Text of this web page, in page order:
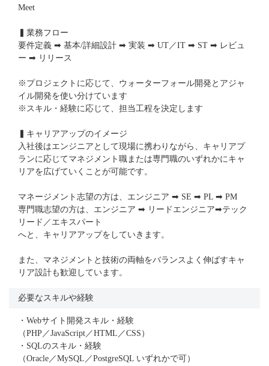
Meet
▍業務フロー
要件定義 ➡ 基本/詳細設計 ➡ 実装 ➡ UT／IT ➡ ST ➡ レビュ
ー ➡ リリース
※プロジェクトに応じて、ウォーターフォール開発とアジャ
イル開発を使い分けています
※スキル・経験に応じて、担当工程を決定します
▍キャリアアップのイメージ
入社後はエンジニアとして現場に携わりながら、キャリアプ
ランに応じてマネジメント職または専門職のいずれかにキャ
リアを広げていくことが可能です。
マネージメント志望の方は、エンジニア ➡ SE ➡ PL ➡ PM
専門職志望の方は、エンジニア ➡ リードエンジニア➡テック
リード／エキスパート
へと、キャリアアップをしていきます。
また、マネジメントと技術の両軸をバランスよく伸ばすキャ
リア設計も歓迎しています。
必要なスキルや経験
・Webサイト開発スキル・経験
（PHP／JavaScript／HTML／CSS）
・SQLのスキル・経験
（Oracle／MySQL／PostgreSQL いずれかで可）